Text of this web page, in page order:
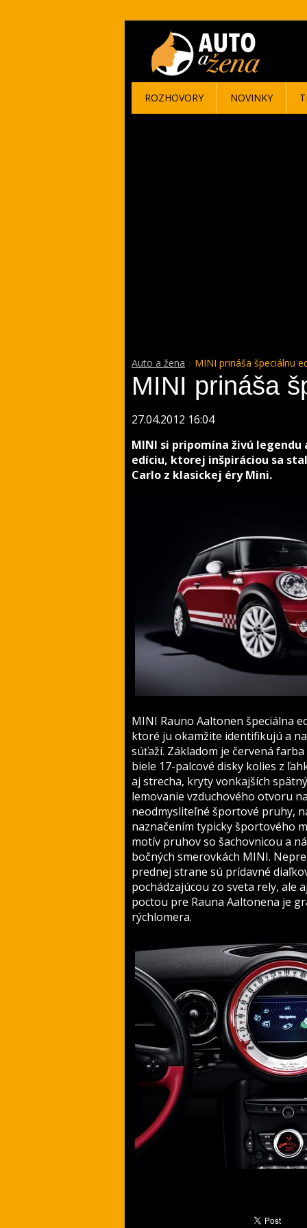
Auto a žena MINI prináša špeciálnu
MINI prináša
27.04.2012 16:04
MINI si pripomína živú
edíciu, ktorej inšpiráciou sa
Carlo z klasickej éry Mini.
MINI Rauno Aaltonen špeciálna
ktoré ju okamžite identifikujú a
súťaží. Základom je červená
biele 17-palcové disky kolies z
aj strecha, kryty vonkajších
lemovanie vzduchového otvoru
neodmysliteľné športové pruhy,
naznačením typicky športového
motív pruhov so šachovnicou a
bočných smerovkách MINI.
prednej strane sú prídavné
pochádzajúcou zo sveta rely, ale
poctou pre Rauna Aaltonena je
rýchlomera.
ROZHOVORY NOVINKY